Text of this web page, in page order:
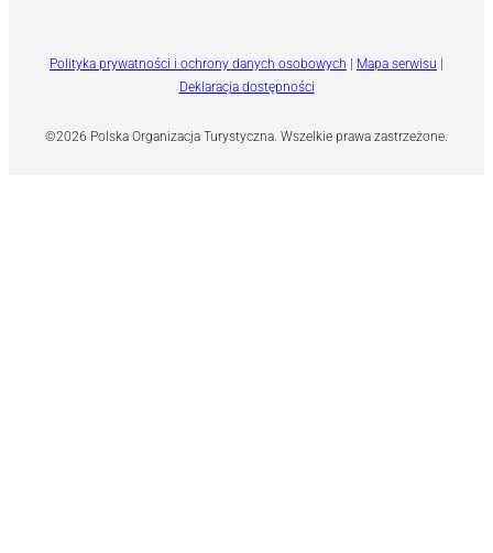
©2026 Polska Organizacja Turystyczna. Wszelkie prawa zastrzeżone.
Polityka prywatności i ochrony danych osobowych Mapa serwisu
Deklaracja dostępności